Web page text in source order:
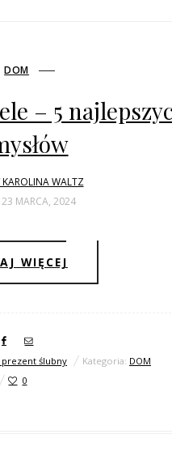
DOM
– 5
KAROLINA WALTZ
MARCA, 2024
WIĘCEJ
prezent ślubny Kategoria: DOM
0